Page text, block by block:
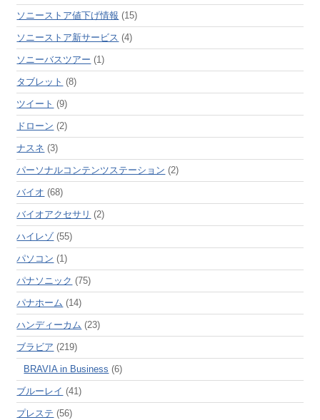
ソニーストア値下げ情報 (15)
ソニーストア新サービス (4)
ソニーバスツアー (1)
タブレット (8)
ツイート (9)
ドローン (2)
ナスネ (3)
パーソナルコンテンツステーション (2)
バイオ (68)
バイオアクセサリ (2)
ハイレゾ(55)
パソコン (1)
パナソニック (75)
パナホーム (14)
ハンディーカム (23)
ブラビア (219)
BRAVIA in Business (6)
ブルーレイ (41)
プレステ (56)